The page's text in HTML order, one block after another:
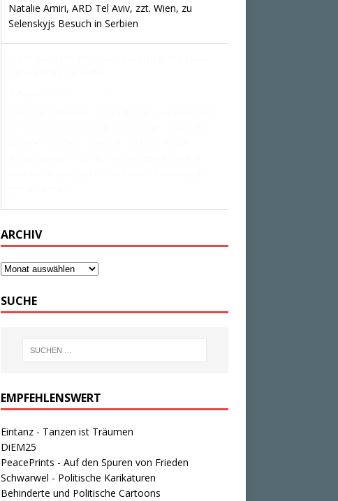
Natalie Amiri, ARD Tel Aviv, zzt. Wien, zu
Selenskyjs Besuch in Serbien
ARCHIV
SUCHE
EMPFEHLENSWERT
Eintanz - Tanzen ist Träumen
DiEM25
PeacePrints - Auf den Spuren von Frieden
Schwarwel - Politische Karikaturen
Behinderte und Politische Cartoons